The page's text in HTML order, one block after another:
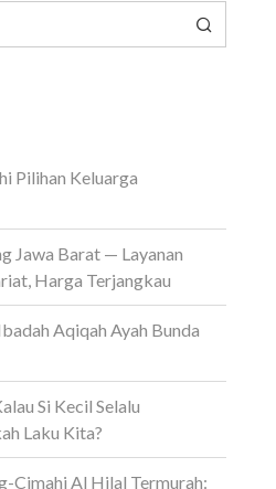
Pilihan Keluarga
Jawa Barat — Layanan
Harga Terjangkau
Aqiqah Ayah Bunda
Si Kecil Selalu
Laku Kita?
Cimahi Al Hilal Termurah: